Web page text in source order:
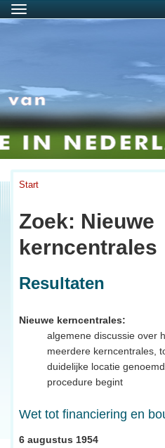
Menu
Start
Zoek: Nieuwe
kerncentrales
Resultaten
Nieuwe kerncentrales:
algemene discussie over
meerdere kerncentrales,
duidelijke locatie
procedure begint
Wet tot financiering en
6 augustus 1954